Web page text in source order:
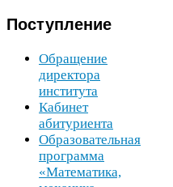
Поступление
Обращение
директора
института
Кабинет
абитуриента
Образовательная
программа
«Математика,